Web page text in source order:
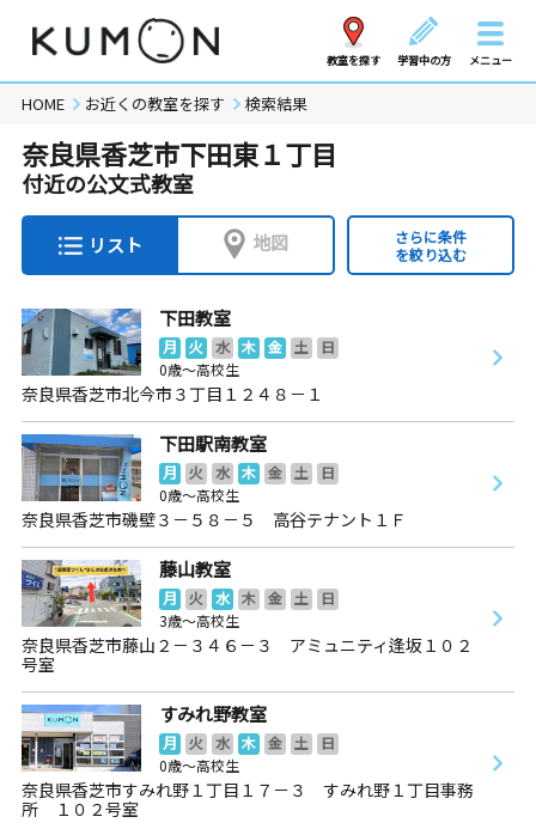
教室を探す 学習中の方 メニュー
HOME お近くの教室を探す 検索結果
奈良県香芝市下田東１丁目
付近の公文式教室
リスト 地図
さらに条件
を絞り込む
下田教室
月 火 水 木 金 土
日
0歳～高校生
奈良県香芝市北今市３丁目１２４８－１
下田駅南教室
月 火 水 木 金 土
日
0歳～高校生
奈良県香芝市磯壁３－５８－５ 高谷テナント１Ｆ
藤山教室
月 火 水 木 金 土
日
3歳～高校生
奈良県香芝市藤山２－３４６－３ アミュニティ逢坂１０２
号室
すみれ野教室
月 火 水 木 金 土
日
0歳～高校生
奈良県香芝市すみれ野１丁目１７－３ すみれ野１丁目事務
所 １０２号室